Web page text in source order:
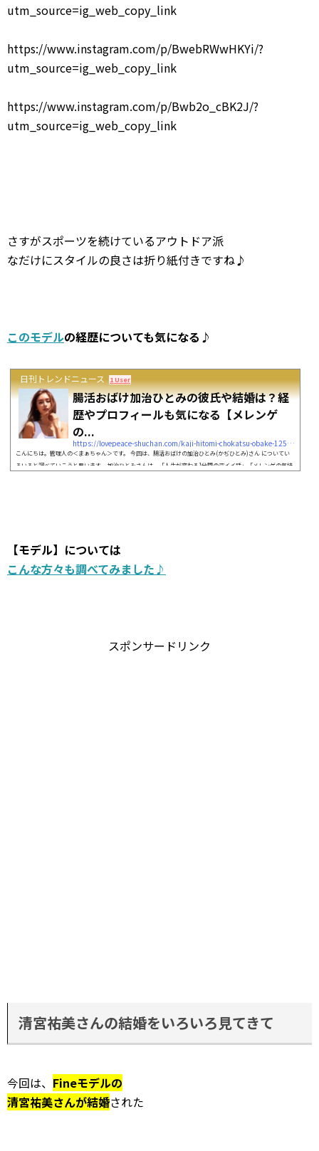
utm_source=ig_web_copy_link
https://www.instagram.com/p/BwebRWwHKYi/?
utm_source=ig_web_copy_link
https://www.instagram.com/p/Bwb2o_cBK2J/?
utm_source=ig_web_copy_link
さすがスポーツを続けているアウトドア派
なだけにスタイルの良さは折り紙付きですね♪
このモデルの経歴についても気になる♪
日刊トレンドニュース 1 User
腸活おばけ加治ひとみの彼氏や結婚は？経
歴やプロフィールも気になる【メレンゲ
の...
https://lovepeace-shuchan.com/kaji-hitomi-chokatsu-obake-12561
こんにちは。管理人の＜まぁちゃん＞です。 今回は、腸活おばけの加治ひとみ(かぢひとみ)さん についてい
ろいろと調べていこうと思います。 加治ひとみさんは、「人生が変わる1分間の深イイ話」「メレンゲの気持
【モデル】については
こんな方々も調べてみました♪
スポンサードリンク
清宮祐美さんの結婚をいろいろ見てきて
今回は、 Fineモデルの
清宮祐美さんが結婚された